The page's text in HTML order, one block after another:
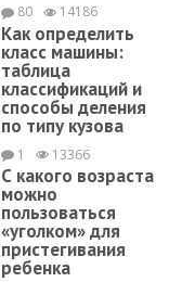
80 14186
Как определить
класс машины:
таблица
классификаций и
способы деления
по типу кузова
1 13366
С какого возраста
можно
пользоваться
«уголком» для
пристегивания
ребенка